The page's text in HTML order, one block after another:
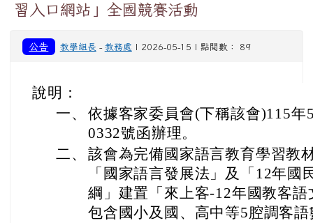
習入口網站」全國競賽活動
公告 教學組長 - 教務處 | 2026-05-15 | 點閱數： 89
說明：
一、 依據客家委員會(下稱該會)115年
0332號函辦理。
二、 該會為完備國家語言教育學習教
「國家語言發展法」及「12年國
綱」建置「來上客-12年國教客
包含國小及國、高中等5腔調客